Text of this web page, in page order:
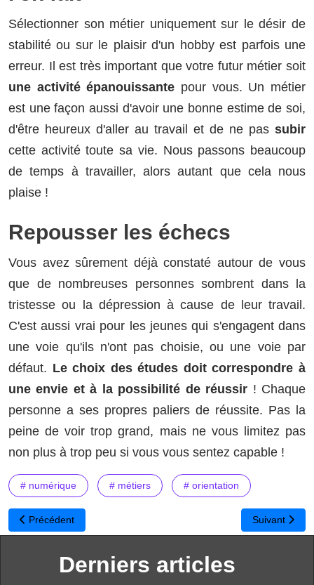
Sélectionner son métier uniquement sur le désir de
stabilité ou sur le plaisir d'un hobby est parfois une
erreur. Il est très important que votre futur métier soit
une activité épanouissante pour vous. Un métier
est une façon aussi d'avoir une bonne estime de soi,
d'être heureux d'aller au travail et de ne pas subir
cette activité toute sa vie. Nous passons beaucoup
de temps à travailler, alors autant que cela nous
plaise !
Repousser les échecs
Vous avez sûrement déjà constaté autour de vous
que de nombreuses personnes sombrent dans la
tristesse ou la dépression à cause de leur travail.
C'est aussi vrai pour les jeunes qui s'engagent dans
une voie qu'ils n'ont pas choisie, ou une voie par
défaut. Le choix des études doit correspondre à
une envie et à la possibilité de réussir ! Chaque
personne a ses propres paliers de réussite. Pas la
peine de voir trop grand, mais ne vous limitez pas
non plus à trop peu si vous vous sentez capable !
# numérique # métiers # orientation
Article précédent : Développeur web : sur quelle technologie faut-
Précédent Article
Suivant
Derniers articles